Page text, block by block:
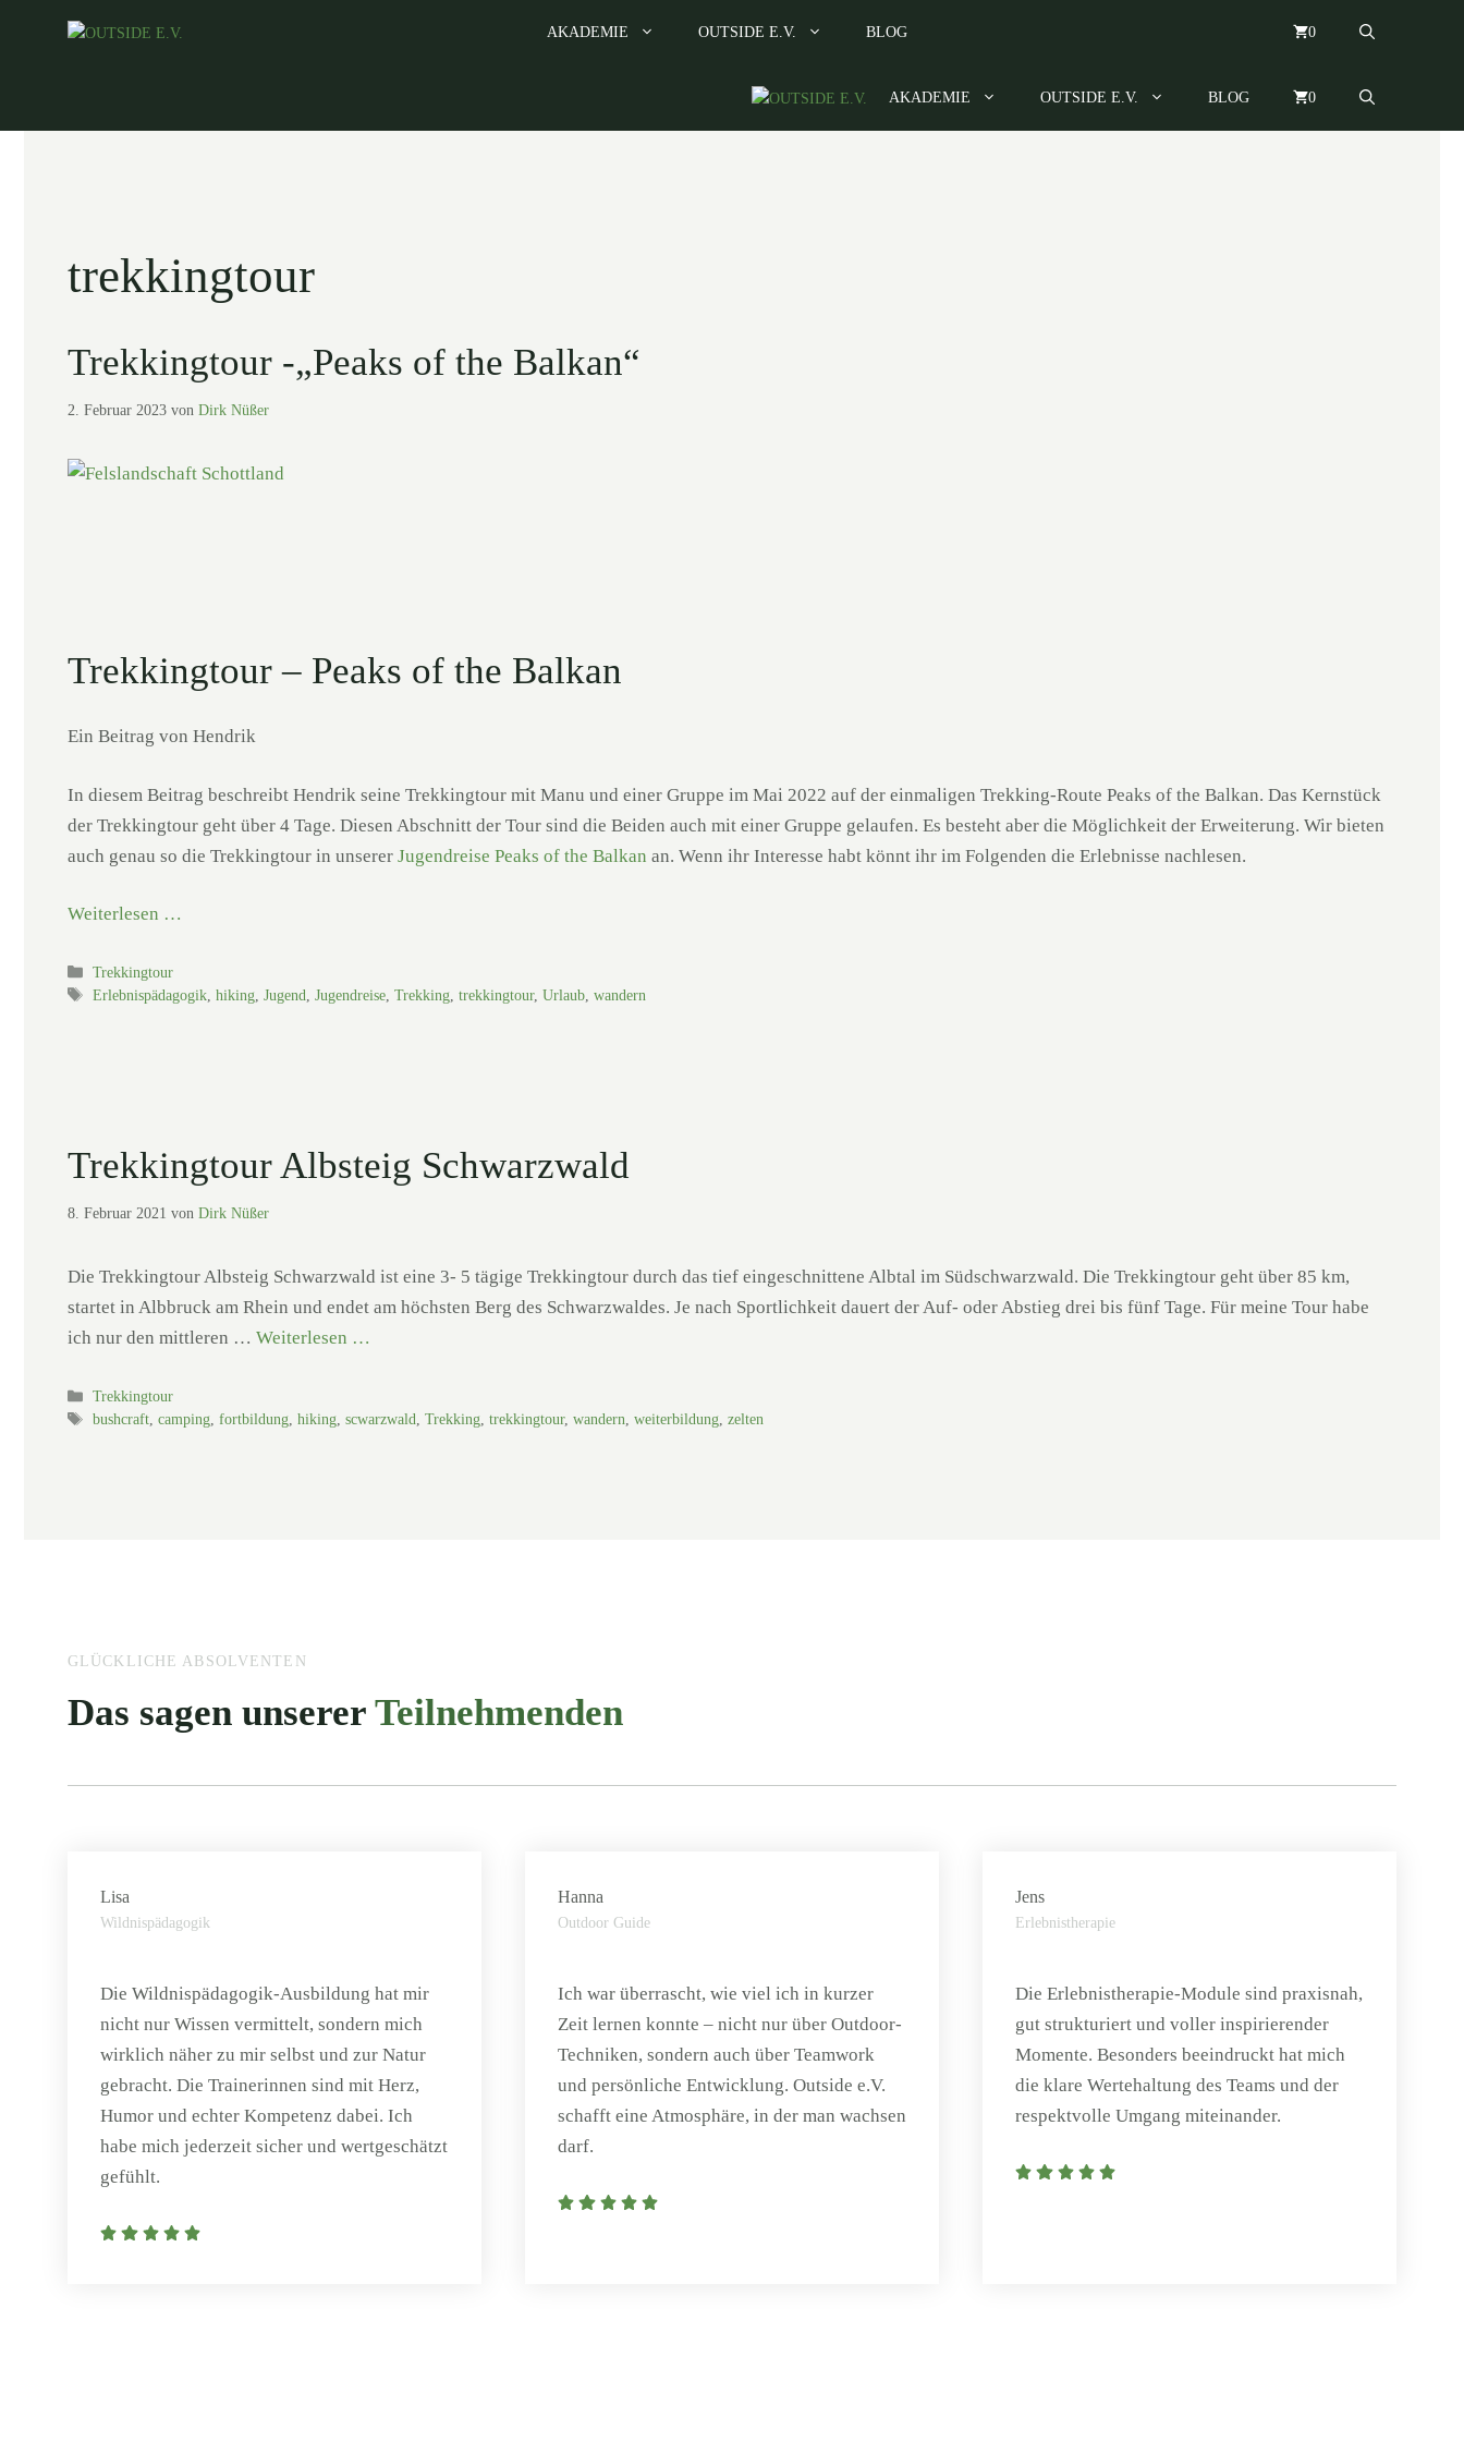
AKADEMIE OUTSIDE E.V. BLOG 0
AKADEMIE OUTSIDE E.V. BLOG 0
trekkingtour
Trekkingtour -„Peaks of the Balkan“
2. Februar 2023 von Dirk Nüßer
Trekkingtour – Peaks of the Balkan
Ein Beitrag von Hendrik
In diesem Beitrag beschreibt Hendrik seine Trekkingtour mit Manu und einer Gruppe im Mai 2022 auf der einmaligen Trekking-Route Peaks of the Balkan. Das Kernstück
der Trekkingtour geht über 4 Tage. Diesen Abschnitt der Tour sind die Beiden auch mit einer Gruppe gelaufen. Es besteht aber die Möglichkeit der Erweiterung. Wir bieten
auch genau so die Trekkingtour in unserer Jugendreise Peaks of the Balkan an. Wenn ihr Interesse habt könnt ihr im Folgenden die Erlebnisse nachlesen.
Weiterlesen …
Kategorien
Trekkingtour
Schlagwörter
Erlebnispädagogik ,hiking ,Jugend ,Jugendreise ,Trekking ,trekkingtour,Urlaub ,wandern
Trekkingtour Albsteig Schwarzwald
8. Februar 2021 von Dirk Nüßer
Die Trekkingtour Albsteig Schwarzwald ist eine 3- 5 tägige Trekkingtour durch das tief eingeschnittene Albtal im Südschwarzwald. Die Trekkingtour geht über 85 km,
startet in Albbruck am Rhein und endet am höchsten Berg des Schwarzwaldes. Je nach Sportlichkeit dauert der Auf- oder Abstieg drei bis fünf Tage. Für meine Tour habe
ich nur den mittleren … Weiterlesen …
Kategorien
Trekkingtour
Schlagwörter
bushcraft,camping,fortbildung,hiking,scwarzwald,Trekking,trekkingtour,wandern,weiterbildung,zelten
GLÜCKLICHE ABSOLVENTEN
Das sagen unserer Teilnehmenden
Lisa
Wildnispädagogik
Die Wildnispädagogik-Ausbildung hat mir
nicht nur Wissen vermittelt, sondern mich
wirklich näher zu mir selbst und zur Natur
gebracht. Die Trainerinnen sind mit Herz,
Humor und echter Kompetenz dabei. Ich
habe mich jederzeit sicher und wertgeschätzt
gefühlt.
Hanna
Outdoor Guide
Ich war überrascht, wie viel ich in kurzer
Zeit lernen konnte – nicht nur über Outdoor-
Techniken, sondern auch über Teamwork
und persönliche Entwicklung. Outside e.V.
schafft eine Atmosphäre, in der man wachsen
darf.
Jens
Erlebnistherapie
Die Erlebnistherapie-Module sind praxisnah,
gut strukturiert und voller inspirierender
Momente. Besonders beeindruckt hat mich
die klare Wertehaltung des Teams und der
respektvolle Umgang miteinander.